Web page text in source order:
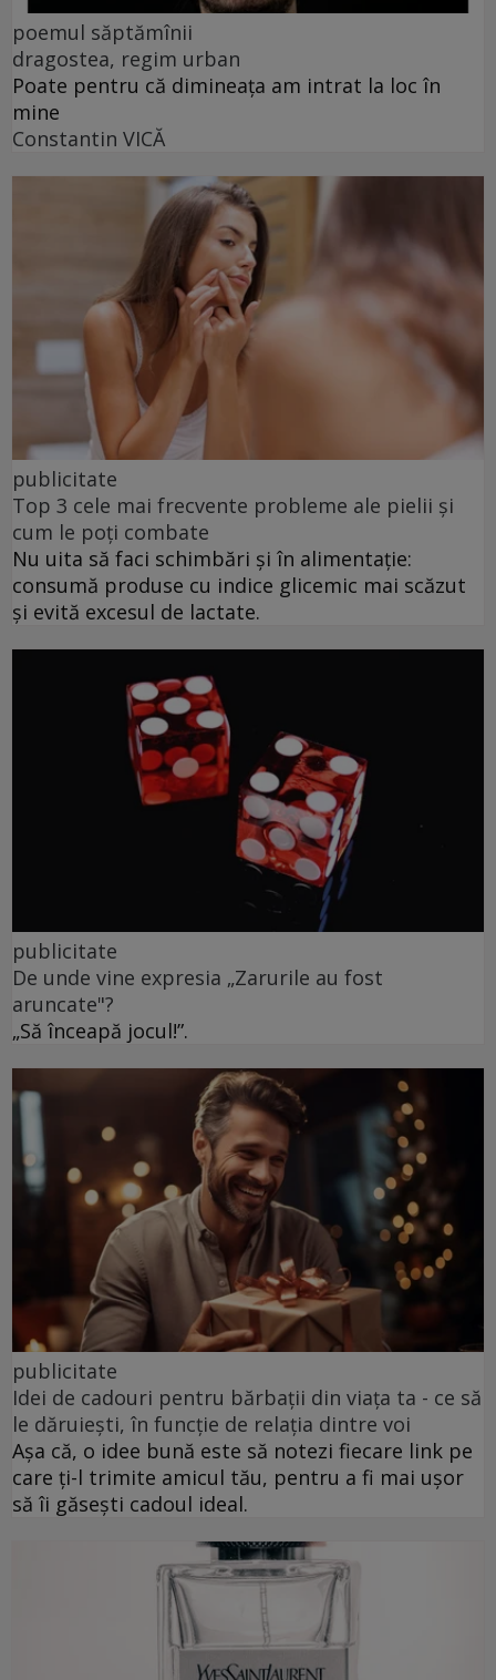
poemul săptămînii
dragostea, regim urban
Poate pentru că dimineața am intrat la loc în
mine
Constantin VICĂ
publicitate
Top 3 cele mai frecvente probleme ale pielii și
cum le poți combate
Nu uita să faci schimbări și în alimentație:
consumă produse cu indice glicemic mai scăzut
și evită excesul de lactate.
publicitate
De unde vine expresia „Zarurile au fost
aruncate"?
„Să înceapă jocul!”.
publicitate
Idei de cadouri pentru bărbații din viața ta - ce să
le dăruiești, în funcție de relația dintre voi
Așa că, o idee bună este să notezi fiecare link pe
care ți-l trimite amicul tău, pentru a fi mai ușor
să îi găsești cadoul ideal.